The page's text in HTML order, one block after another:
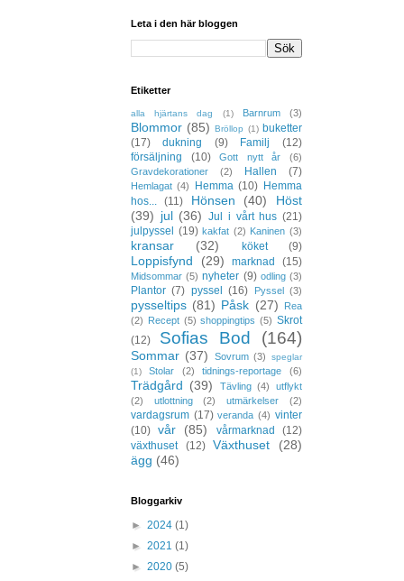
Leta i den här bloggen
Etiketter
alla hjärtans dag (1) Barnrum (3)
Blommor (85) Bröllop (1) buketter
(17)
dukning (9) Familj
(12)
försäljning
(10) Gott nytt år
(6)
Gravdekorationer
(2) Hallen (7)
Hemlagat (4) Hemma (10) Hemma
hos...
(11) Hönsen (40)
Höst
(39) jul (36) Jul i vårt hus (21)
julpyssel
(19) kakfat (2) Kaninen (3)
kransar (32) köket (9)
Loppisfynd (29) marknad (15)
Midsommar (5) nyheter (9) odling (3)
Plantor (7) pyssel (16) Pyssel (3)
pysseltips (81) Påsk (27)
Rea
(2) Recept (5) shoppingtips (5) Skrot
(12)
Sofias Bod (164)
Sommar (37) Sovrum (3)
speglar
(1)
Stolar (2) tidnings-reportage (6)
Trädgård (39) Tävling (4)
utflykt
(2)
utlottning (2) utmärkelser (2)
vardagsrum (17) veranda (4) vinter
(10) vår (85) vårmarknad
(12)
växthuset
(12) Växthuset
(28)
ägg (46)
Bloggarkiv
► 2024 (1)
► 2021 (1)
► 2020 (5)